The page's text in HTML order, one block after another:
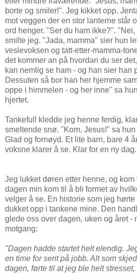
borte og smiler!". Jeg kikket opp.
mot veggen der en stor lanterne står
ord henger. "Ser du ham ikke?".
smilte jeg. "Jada, mamma" sier hun
veslevoksen og tatt-etter-mamma-
det kommer an på hvordan du ser
kan nemlig se ham - og han sier han
Dessuten så bor han her hjemme
oppe i himmelen - og her inne" sa
hjertet.
Tankefull kledde jeg henne ferdig,
smeltende snø. "Kom, Jesus!" sa
Glad og fornøyd. Et lite barn, bare 4
voksne klarer å se. Klar for en ny
Jeg lukket døren etter henne, og
dagen min kom til å bli formet av
velger å se. En historie som jeg
dukket opp i tankene mine. Den
glede oss over dagen, uken og året -
motgang:
"Dagen hadde startet helt elendig.
en time for sent på jobb. Alt som
dagen, førte til at jeg ble helt